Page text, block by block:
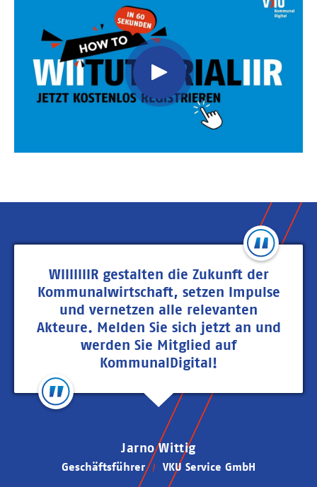
WIIIIIIIR gestalten die Zukunft der
Kommunalwirtschaft, setzen Impulse
und vernetzen alle relevanten
Akteure. Melden Sie sich jetzt an und
werden Sie Mitglied auf
KommunalDigital!
Jarno Wittig
Geschäftsführer VKU Service GmbH